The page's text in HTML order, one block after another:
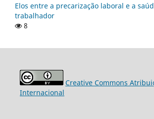
Elos entre a precarização laboral e a
trabalhador
8
Creative Commons
Internacional